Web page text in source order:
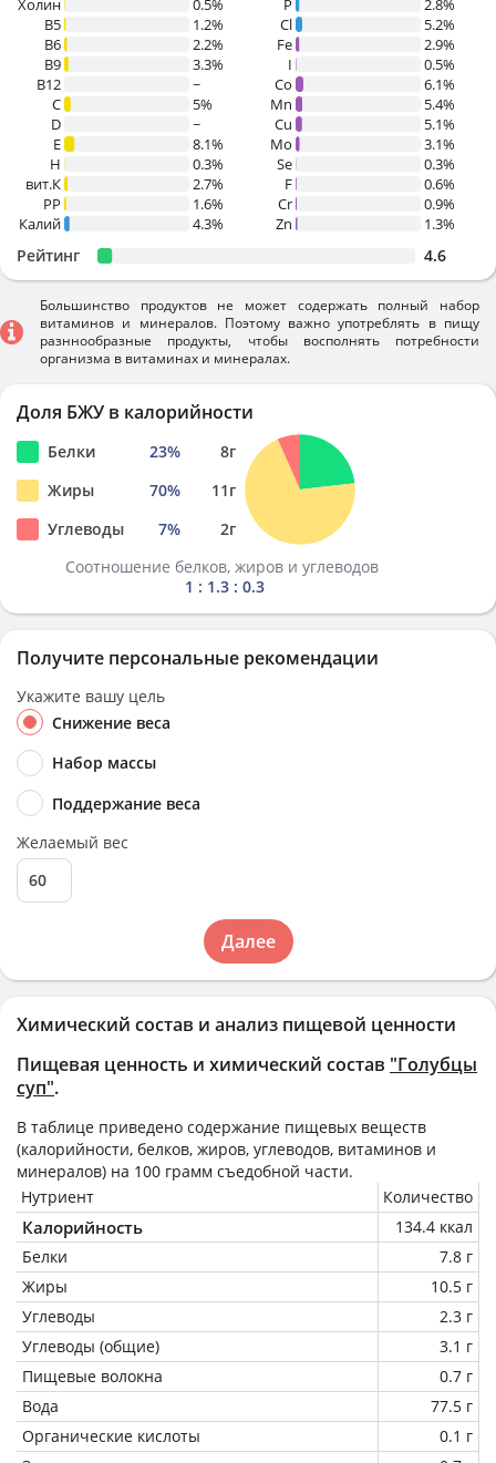
Химический состав и анализ пищевой ценности
Пищевая ценность и химический состав "Голубцы
суп".
В таблице приведено содержание пищевых веществ
(калорийности, белков, жиров, углеводов, витаминов и
минералов) на 100 грамм съедобной части.
Нутриент
Количество
Калорийность
134.4 ккал
Белки
7.8 г
Жиры
10.5 г
Углеводы
2.3 г
Углеводы (общие)
3.1 г
Пищевые волокна
0.7 г
Вода
77.5 г
Органические кислоты
0.1 г
Холин
0.5%
B5
1.2%
B6
2.2%
B9
3.3%
B12
~
C
5%
D
~
E
8.1%
H
0.3%
вит.К
2.7%
PP
1.6%
Калий
4.3%
P
2.8%
Cl
5.2%
Fe
2.9%
I
0.5%
Co
6.1%
Mn
5.4%
Cu
5.1%
Mo
3.1%
Se
0.3%
F
0.6%
Cr
0.9%
Zn
1.3%
Рейтинг 4.6
Большинство продуктов не может содержать полный набор
витаминов и минералов. Поэтому важно употреблять в пищу
разннообразные продукты, чтобы восполнять потребности
организма в витаминах и минералах.
Доля БЖУ в калорийности
Белки 23% 8г
Жиры
70% 11г
Углеводы
7% 2г
Соотношение белков, жиров и углеводов
1 : 1.3 : 0.3
Получите персональные рекомендации
Укажите вашу цель
Снижение веса
Набор массы
Поддержание веса
Желаемый вес
Далее